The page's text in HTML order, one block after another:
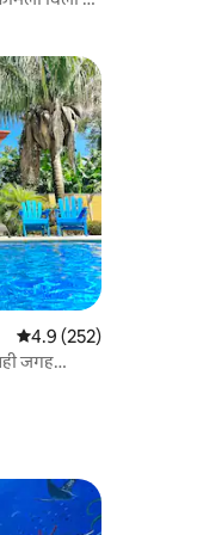
औसत रेटिंग 5 में से 4.9,
4.9 (252)
जगह